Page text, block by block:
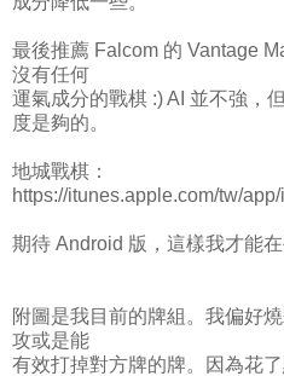
最後推薦 Falcom 的 Vantage
沒有任何
運氣成分的戰棋 :) AI 並不強，
度是夠的。
地城戰棋：
https://itunes.apple.com/tw/
期待 Android 版，這樣我才能在
附圖是我目前的牌組。我偏好
攻或是能
有效打掉對方牌的牌。因為花